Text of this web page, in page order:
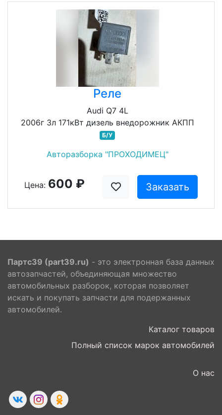
Реле
Audi Q7 4L
2006г 3л 171кВт дизель внедорожник АКПП
Б/У
Авторазборка "ПРОХОДИМЕЦ"
Цена: 600 ₽ Заказать
Партс39 (part39.ru) - это электронная база данных
автозапчастей, объединяющая множество
автомобильных разборок, которая позволяет
искать и покупать запчасти для подержанных
автомобилей.
Каталог товаров
Полный список марок автомобилей
О нас